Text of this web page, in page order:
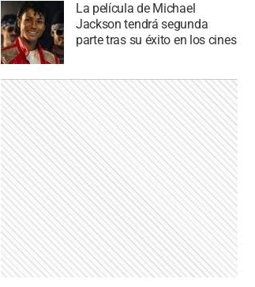
La película de Michael
Jackson tendrá segunda
parte tras su éxito en los cines